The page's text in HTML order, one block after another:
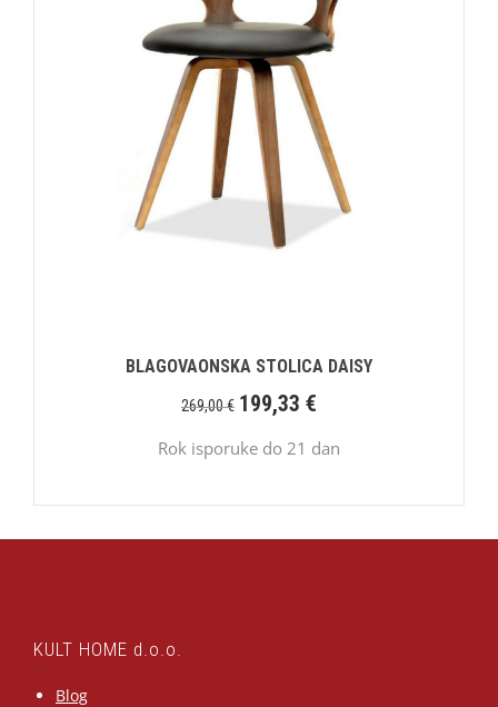
BLAGOVAONSKA STOLICA DAISY
269,00€ 199,33 €
Rok isporuke do 21 dan
KULT HOME d.o.o.
Blog